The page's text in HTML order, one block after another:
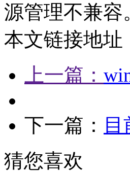
源管理不兼容
本文链接地址
上一篇：
下一篇：
猜您喜欢